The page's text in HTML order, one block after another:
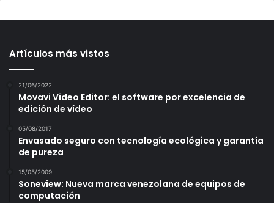
Artículos más vistos
21/06/2022
Movavi Video Editor: el software por excelencia de
edición de vídeo
05/08/2017
Envasado seguro con tecnología ecológica y garantía
de pureza
15/05/2009
Soneview: Nueva marca venezolana de equipos de
computación